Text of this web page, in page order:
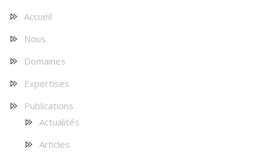
Accueil
Nous
Domaines
Expertises
Publications
Actualités
Articles